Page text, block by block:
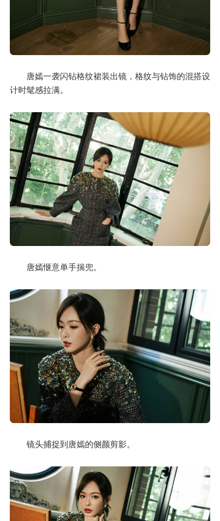
唐嫣一袭闪钻格纹裙装出镜，格纹与钻饰的混搭设
计时髦感拉满。
唐嫣惬意单手揣兜。
镜头捕捉到唐嫣的侧颜剪影。